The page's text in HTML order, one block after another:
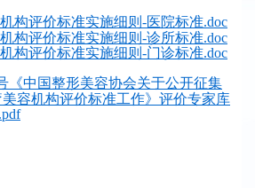
构评价标准实施细则-医院标准.doc
构评价标准实施细则-诊所标准.doc
构评价标准实施细则-门诊标准.doc
《中国整形美容协会关于公开征集
美容机构评价标准工作》评价专家库